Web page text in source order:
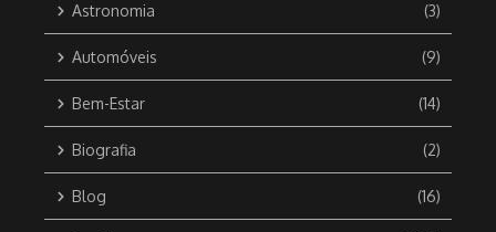
Astronomia (3)
Automóveis (9)
Bem-Estar (14)
Biografia (2)
Blog (16)